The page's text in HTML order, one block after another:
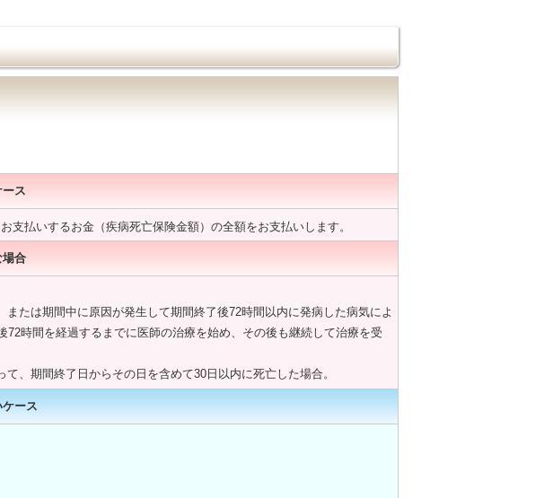
ス
払いするお金（疾病死亡保険金額）の全額をお支払いします。
場合
たは期間中に原因が発生して期間終了後72時間以内に発病した病気によ
時間を経過するまでに医師の治療を始め、その後も継続して治療を受
、期間終了日からその日を含めて30日以内に死亡した場合。
ース